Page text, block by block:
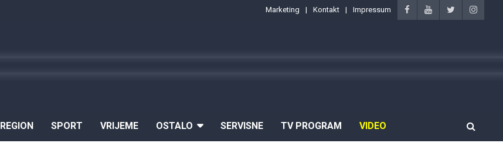
Marketing Kontakt Impressum
REGION SPORT VRIJEME OSTALO SERVISNE TV PROGRAM VIDEO